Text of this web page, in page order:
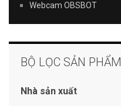
Webcam OBSBOT
BỘ LỌC SẢN PHẨM
Nhà sản xuất